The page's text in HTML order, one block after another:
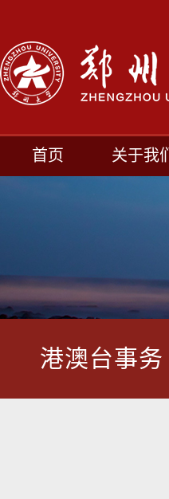
首页 关于我们
港澳台事务